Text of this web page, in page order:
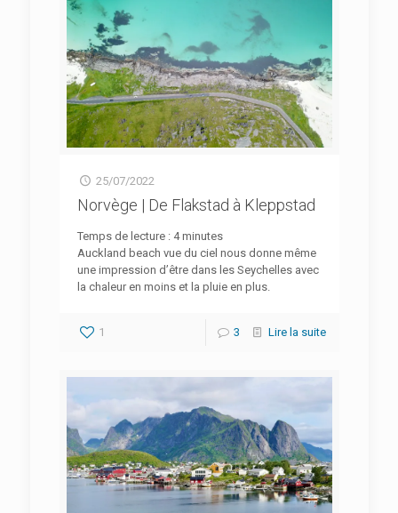
25/07/2022
Norvège | De Flakstad à Kleppstad
Temps de lecture : 4 minutes
Auckland beach vue du ciel nous donne même
une impression d’être dans les Seychelles avec
la chaleur en moins et la pluie en plus.
1 3 Lire la suite